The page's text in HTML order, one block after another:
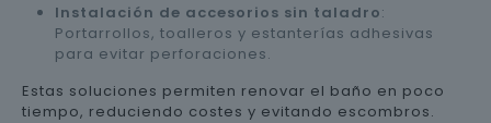
Instalación de accesorios sin taladro:
Portarrollos, toalleros y estanterías adhesivas
para evitar perforaciones.
Estas soluciones permiten renovar el baño en poco
tiempo, reduciendo costes y evitando escombros.